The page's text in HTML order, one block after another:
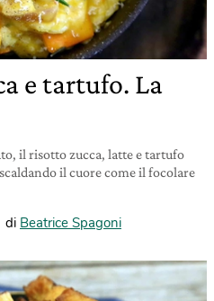
e tartufo. La
il risotto zucca, latte e tartufo
il cuore come il focolare
di Beatrice Spagoni